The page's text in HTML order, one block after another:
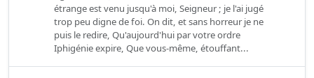
étrange est venu jusqu'à moi, Seigneur ; je l'ai jugé
trop peu digne de foi. On dit, et sans horreur je ne
puis le redire, Qu'aujourd'hui par votre ordre
Iphigénie expire, Que vous-même, étouffant...